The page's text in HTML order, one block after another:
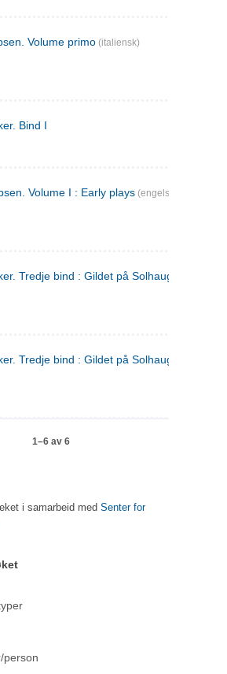
Volume primo (italiensk)
Bind I
Volume I : Early plays (engelsk)
Tredje bind : Gildet på Solhaug ; Olaf
Tredje bind : Gildet på Solhaug ; Olaf
1–6 av 6
i samarbeid med Senter for
person